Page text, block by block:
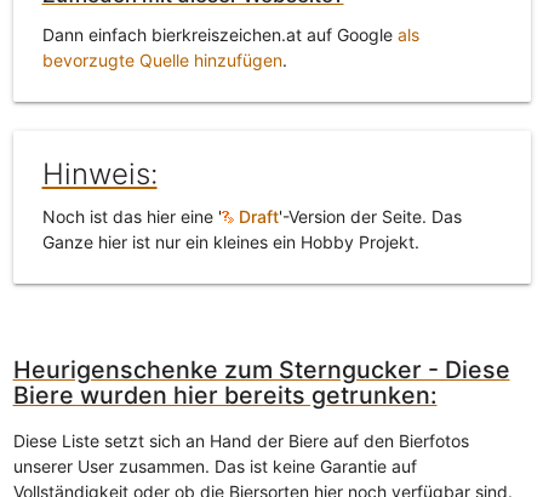
Dann einfach bierkreiszeichen.at auf Google als
bevorzugte Quelle hinzufügen.
Hinweis:
Noch ist das hier eine ' Draft'-Version der Seite. Das
Ganze hier ist nur ein kleines ein Hobby Projekt.
Heurigenschenke zum Sterngucker - Diese
Biere wurden hier bereits getrunken:
Diese Liste setzt sich an Hand der Biere auf den Bierfotos
unserer User zusammen. Das ist keine Garantie auf
Vollständigkeit oder ob die Biersorten hier noch verfügbar sind.